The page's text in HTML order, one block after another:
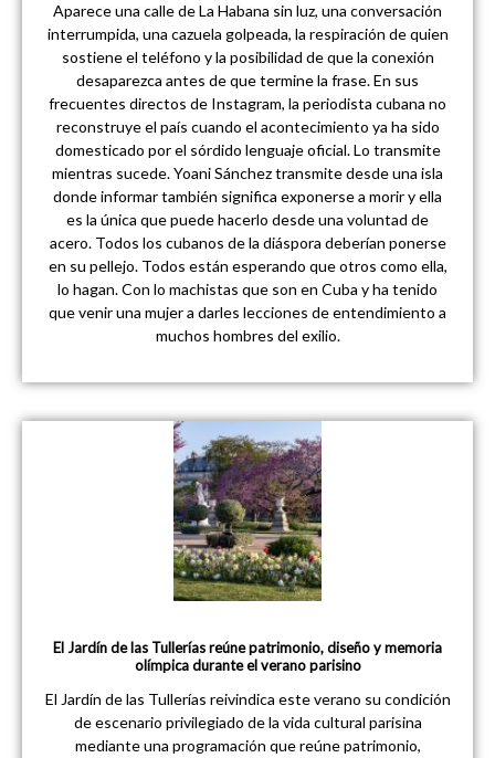
Aparece una calle de La Habana sin luz, una conversación
interrumpida, una cazuela golpeada, la respiración de quien
sostiene el teléfono y la posibilidad de que la conexión
desaparezca antes de que termine la frase. En sus
frecuentes directos de Instagram, la periodista cubana no
reconstruye el país cuando el acontecimiento ya ha sido
domesticado por el sórdido lenguaje oficial. Lo transmite
mientras sucede. Yoani Sánchez transmite desde una isla
donde informar también significa exponerse a morir y ella
es la única que puede hacerlo desde una voluntad de
acero. Todos los cubanos de la diáspora deberían ponerse
en su pellejo. Todos están esperando que otros como ella,
lo hagan. Con lo machistas que son en Cuba y ha tenido
que venir una mujer a darles lecciones de entendimiento a
muchos hombres del exilio.
El Jardín de las Tullerías reúne patrimonio, diseño y memoria
olímpica durante el verano parisino
El Jardín de las Tullerías reivindica este verano su condición
de escenario privilegiado de la vida cultural parisina
mediante una programación que reúne patrimonio,